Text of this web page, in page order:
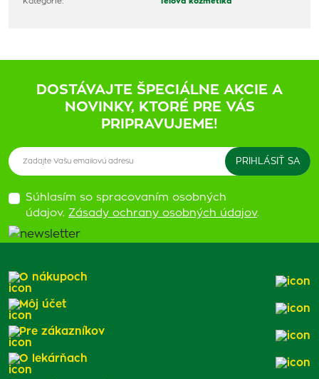
DOSTÁVAJTE ŠPECIÁLNE AKCIE A
NOVINKY, KTORÉ PRE VÁS
PRIPRAVUJEME!
Súhlasím so spracovaním osobných
údajov. Zásady ochrany osobných údajov.
O nákupoch
Môj účet
Pre zákazníkov
O lekárňach